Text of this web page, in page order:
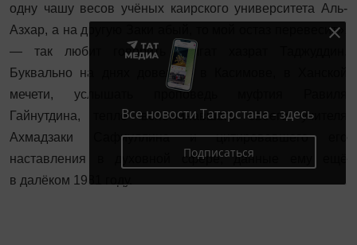
одну чашу весов учёных каирского университета Аль-
Азхар, а на другую Заки абый, то мой остаз перевесит»,
— так любит говорить Талгат хазрат Таджуддин.
Буквально на днях довелось в Касимове, в Ханской
мечети, услышать проповедь муфтия Равиля
Гайнутдина, тепло вспоминавшего своего учителя
Ахмадзаки Сафиуллина и цитировавшего его
наставления в духовной сфере, данные ему ещё
в далёком 1981 году.
Все новости Татарстана - здесь
Подписаться